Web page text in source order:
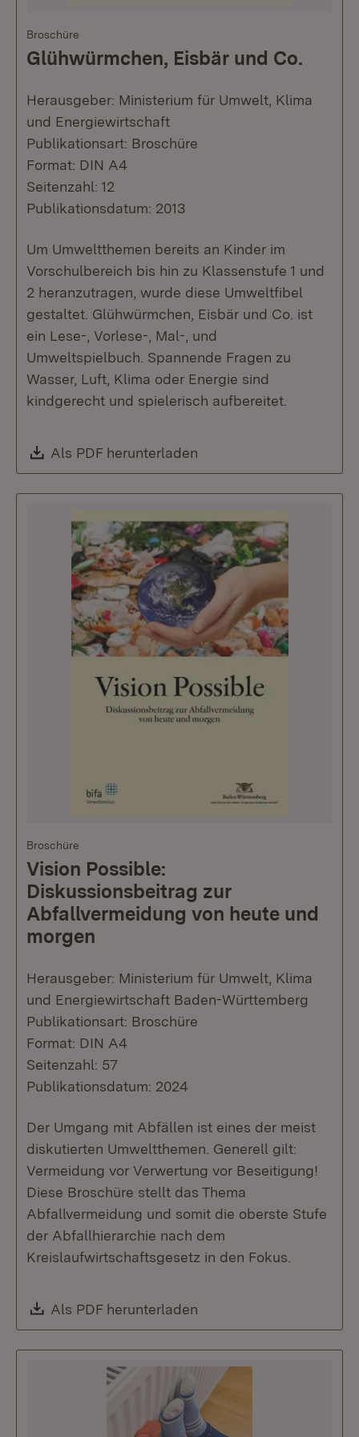
Broschüre
Glühwürmchen, Eisbär und Co.
Herausgeber: Ministerium für Umwelt, Klima
und Energiewirtschaft
Publikationsart: Broschüre
Format: DIN A4
Seitenzahl: 12
Publikationsdatum: 2013
Um Umweltthemen bereits an Kinder im
Vorschulbereich bis hin zu Klassenstufe 1 und
2 heranzutragen, wurde diese Umweltfibel
gestaltet. Glühwürmchen, Eisbär und Co. ist
ein Lese-, Vorlese-, Mal-, und
Umweltspielbuch. Spannende Fragen zu
Wasser, Luft, Klima oder Energie sind
kindgerecht und spielerisch aufbereitet.
Download:
Als PDF herunterladen
Broschüre
Vision Possible:
Diskussionsbeitrag zur
Abfallvermeidung von heute und
morgen
Herausgeber: Ministerium für Umwelt, Klima
und Energiewirtschaft Baden-Württemberg
Publikationsart: Broschüre
Format: DIN A4
Seitenzahl: 57
Publikationsdatum: 2024
Der Umgang mit Abfällen ist eines der meist
diskutierten Umweltthemen. Generell gilt:
Vermeidung vor Verwertung vor Beseitigung!
Diese Broschüre stellt das Thema
Abfallvermeidung und somit die oberste Stufe
der Abfallhierarchie nach dem
Kreislaufwirtschaftsgesetz in den Fokus.
Download:
Als PDF herunterladen